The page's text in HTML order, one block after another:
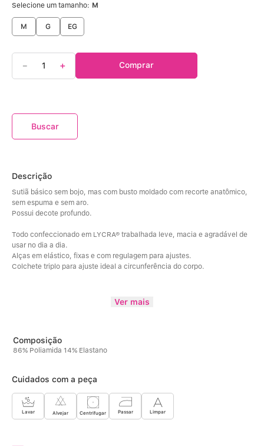
Selecione um tamanho: M
M G EG
＋
－ Comprar
Descrição
Sutiã básico sem bojo, mas com busto moldado com recorte anatômico,
sem espuma e sem aro.
Possui decote profundo.
Todo confeccionado em LYCRA® trabalhada leve, macia e agradável de
usar no dia a dia.
Alças em elástico, fixas e com regulagem para ajustes.
Colchete triplo para ajuste ideal a circunferência do corpo.
Ver mais
86% Poliamida 14% Elastano
Cuidados com a peça
Lavar Alvejar Centrifugar Passar Limpar